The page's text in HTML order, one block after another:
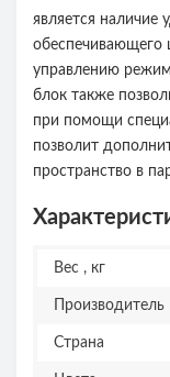
является наличие
обеспечивающего
управлению
блок также
при помощи
позволит
пространство в
Вес , кг
Производитель
Страна